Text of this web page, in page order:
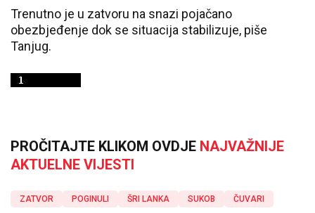
Trenutno je u zatvoru na snazi pojačano
obezbjeđenje dok se situacija stabilizuje, piše
Tanjug.
PROČITAJTE KLIKOM OVDJE NAJVAŽNIJE
AKTUELNE VIJESTI
ZATVOR POGINULI ŠRI LANKA SUKOB ČUVARI